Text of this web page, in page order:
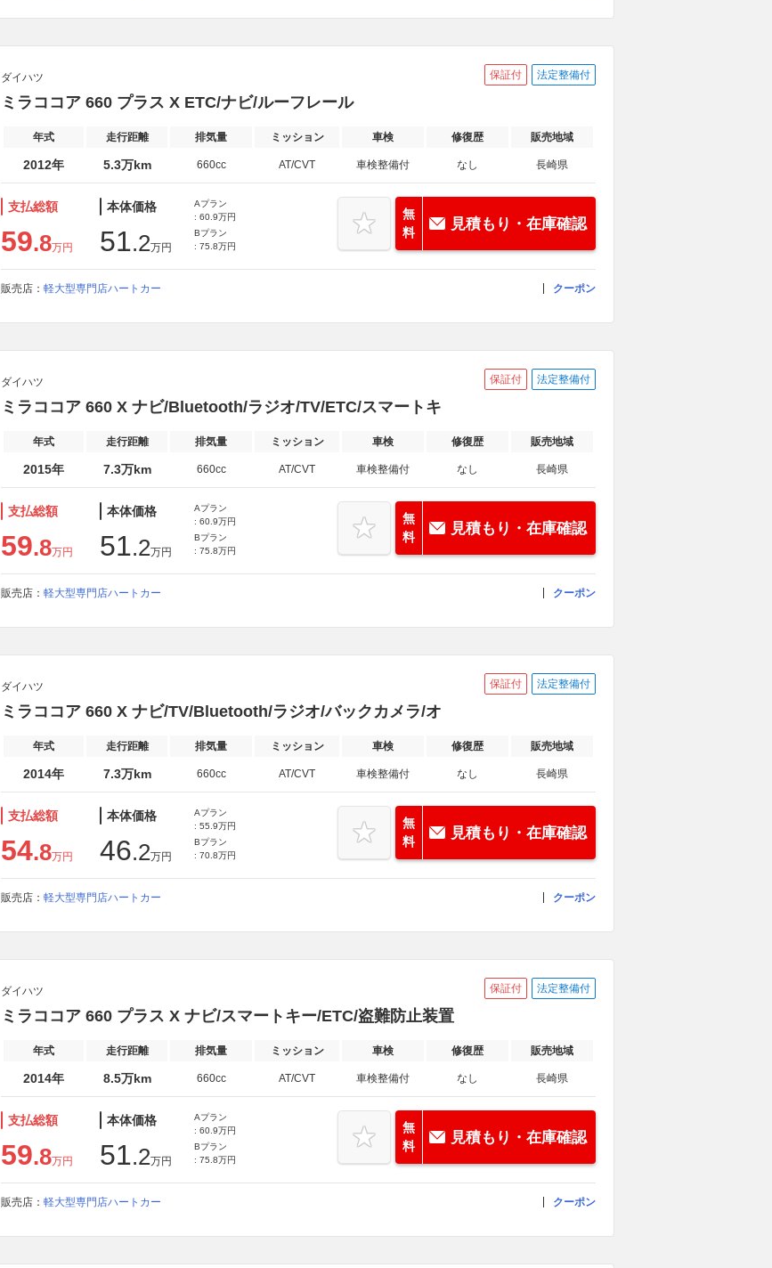
ダイハツ 保証付 法定整備付
ミラココア 660 プラス X ETC/ナビ/ルーフレール
年式 走行距離 排気量 ミッション 車検 修復歴 販売地域
2012年 5.3万km 660cc AT/CVT 車検整備付 なし 長崎県
支払総額
59.8万円
本体価格
51.2万円
Aプラン
: 60.9万円
Bプラン
: 75.8万円
無
料
見積もり・在庫確認
販売店： 軽大型専門店ハートカー クーポン
ダイハツ 保証付 法定整備付
ミラココア 660 X ナビ/Bluetooth/ラジオ/TV/ETC/スマートキ
年式 走行距離 排気量 ミッション 車検 修復歴 販売地域
2015年 7.3万km 660cc AT/CVT 車検整備付 なし 長崎県
支払総額
59.8万円
本体価格
51.2万円
Aプラン
: 60.9万円
Bプラン
: 75.8万円
無
料
見積もり・在庫確認
販売店： 軽大型専門店ハートカー クーポン
ダイハツ 保証付 法定整備付
ミラココア 660 X ナビ/TV/Bluetooth/ラジオ/バックカメラ/オ
年式 走行距離 排気量 ミッション 車検 修復歴 販売地域
2014年 7.3万km 660cc AT/CVT 車検整備付 なし 長崎県
支払総額
54.8万円
本体価格
46.2万円
Aプラン
: 55.9万円
Bプラン
: 70.8万円
無
料
見積もり・在庫確認
販売店： 軽大型専門店ハートカー クーポン
ダイハツ 保証付 法定整備付
ミラココア 660 プラス X ナビ/スマートキー/ETC/盗難防止装置
年式 走行距離 排気量 ミッション 車検 修復歴 販売地域
2014年 8.5万km 660cc AT/CVT 車検整備付 なし 長崎県
支払総額
59.8万円
本体価格
51.2万円
Aプラン
: 60.9万円
Bプラン
: 75.8万円
無
料
見積もり・在庫確認
販売店： 軽大型専門店ハートカー クーポン